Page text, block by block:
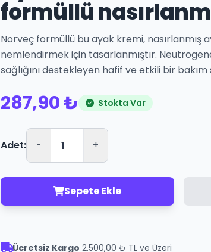
formüllü
Norveç formüllü bu ayak kremi, nasırlanmış
nemlendirmek için tasarlanmıştır.
sağlığını destekleyen hafif ve etkili bir bakım
287,90 ₺ Stokta Var
Adet: - +
Sepete Ekle
Ücretsiz Kargo 2.500,00 ₺ TL ve Üzeri